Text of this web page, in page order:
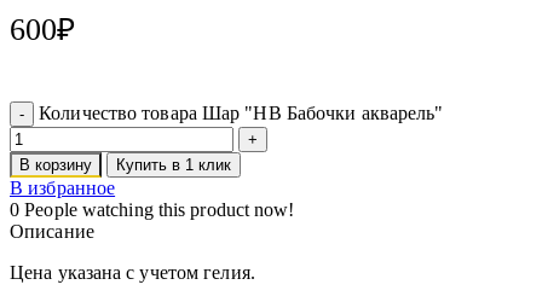
600₽
Количество товара Шар "HB Бабочки акварель"
В корзину Купить в 1 клик
В избранное
0 People watching this product now!
Описание
Цена указана с учетом гелия.